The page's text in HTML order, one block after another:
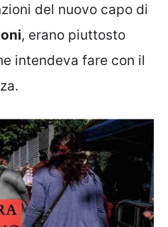
del nuovo capo di
, erano piuttosto
intendeva fare con il